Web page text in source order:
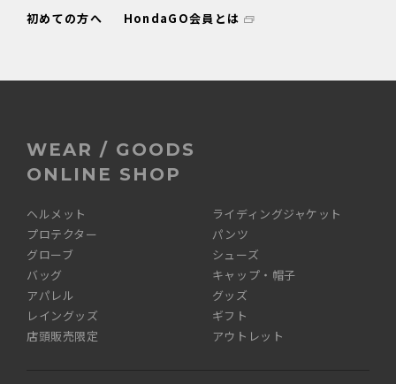
初めての方へ
HondaGO会員とは
WEAR / GOODS
ONLINE SHOP
ヘルメット
ライディングジャケット
プロテクター
パンツ
グローブ
シューズ
バッグ
キャップ・帽子
アパレル
グッズ
レイングッズ
ギフト
店頭販売限定
アウトレット